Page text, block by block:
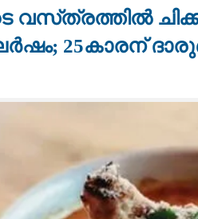
വസ്‌ത്രത്തിൽ
25കാരന്